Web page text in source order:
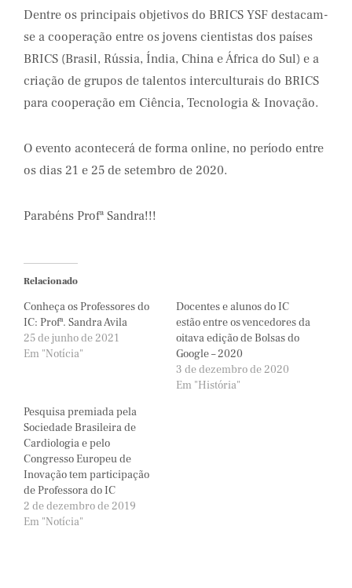
Dentre os principais objetivos do BRICS YSF destacam-
se a cooperação entre os jovens cientistas dos países
BRICS (Brasil, Rússia, Índia, China e África do Sul) e a
criação de grupos de talentos interculturais do BRICS
para cooperação em Ciência, Tecnologia & Inovação.
O evento acontecerá de forma online, no período entre
os dias 21 e 25 de setembro de 2020.
Parabéns Profª Sandra!!!
Relacionado
Conheça os Professores do
IC: Profª. Sandra Avila
25 de junho de 2021
Em "Notícia"
Docentes e alunos do IC
estão entre os vencedores da
oitava edição de Bolsas do
Google – 2020
3 de dezembro de 2020
Em "História"
Pesquisa premiada pela
Sociedade Brasileira de
Cardiologia e pelo
Congresso Europeu de
Inovação tem participação
de Professora do IC
2 de dezembro de 2019
Em "Notícia"